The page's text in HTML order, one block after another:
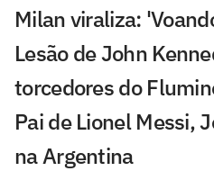
Milan viraliza:
Lesão de John
torcedores do
Pai de Lionel Messi,
na Argentina